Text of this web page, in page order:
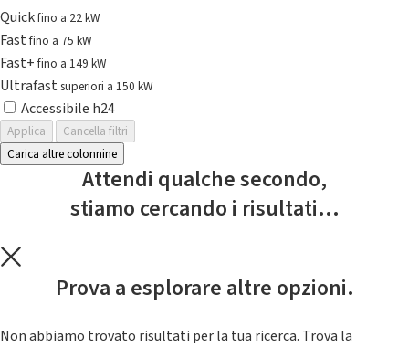
Quickfino a 22 kW
Fastfino a 75 kW
Fast+fino a 149 kW
Ultrafast superiori a 150 kW
Accessibile h24
Applica
Cancella filtri
Carica altre colonnine
Attendi qualche secondo,
stiamo cercando i risultati...
Prova a esplorare altre opzioni.
Non abbiamo trovato risultati per la tua ricerca. Trova la